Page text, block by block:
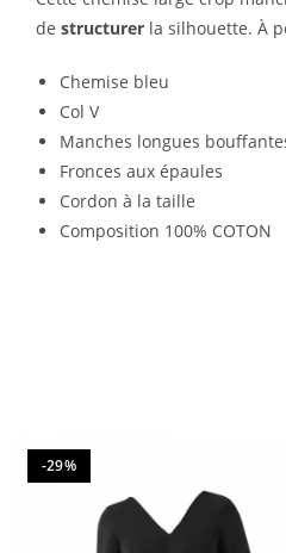
de structurer la silhouette. À
Chemise bleu
Col V
Manches longues
Fronces aux épaules
Cordon à la taille
Composition 100% COTON
-29%